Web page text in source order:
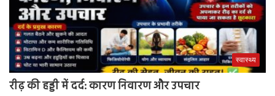
स्वास्थ्य
रीढ़ की हड्डी में दर्द: कारण निवारण और उपचार